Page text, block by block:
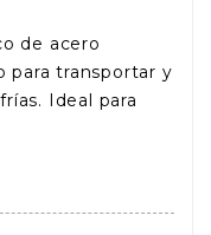
de acero
para transportar y
Ideal para